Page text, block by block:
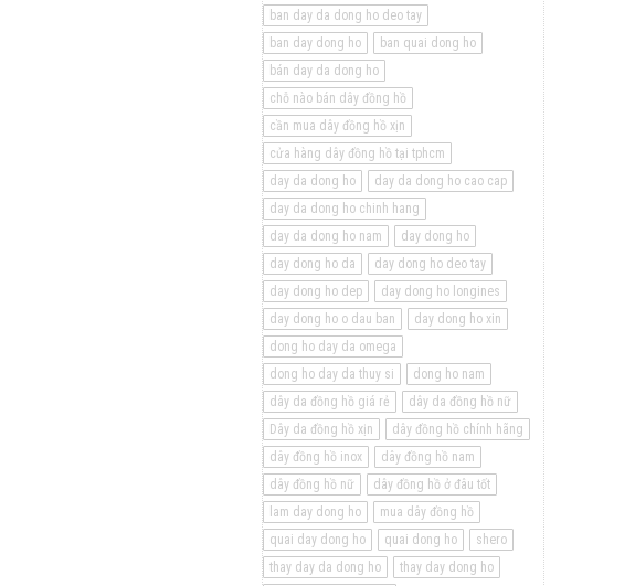
ban day da dong ho deo tay
ban day dong ho
ban quai dong ho
bán day da dong ho
chỗ nào bán dây đồng hồ
cần mua dây đồng hồ xịn
cửa hàng dây đồng hồ tại tphcm
day da dong ho
day da dong ho cao cap
day da dong ho chinh hang
day da dong ho nam
day dong ho
day dong ho da
day dong ho deo tay
day dong ho dep
day dong ho longines
day dong ho o dau ban
day dong ho xin
dong ho day da omega
dong ho day da thuy si
dong ho nam
dây da đồng hồ giá rẻ
dây da đồng hồ nữ
Dây da đồng hồ xịn
dây đồng hồ chính hãng
dây đồng hồ inox
dây đồng hồ nam
dây đồng hồ nữ
dây đồng hồ ở đâu tốt
lam day dong ho
mua dây đồng hồ
quai day dong ho
quai dong ho
shero
thay day da dong ho
thay day dong ho